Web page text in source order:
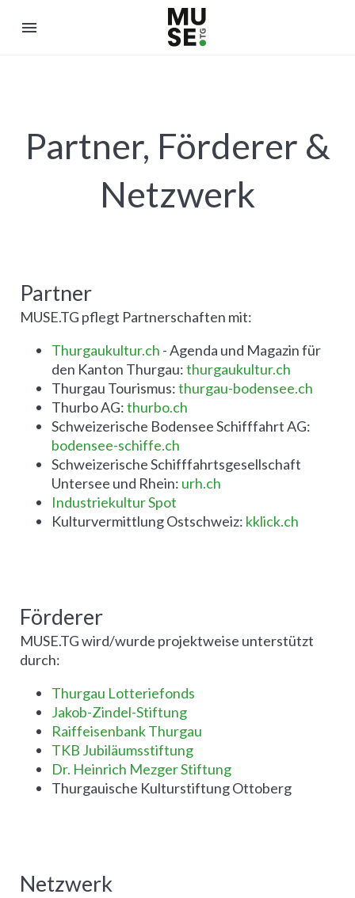
menu
Partner, Förderer &
Netzwerk
Partner
MUSE.TG pflegt Partnerschaften mit:
Thurgaukultur.ch - Agenda und Magazin für
den Kanton Thurgau:thurgaukultur.ch
Thurgau Tourismus:thurgau-bodensee.ch
Thurbo AG:thurbo.ch
Schweizerische Bodensee Schifffahrt AG:
bodensee-schiffe.ch
Schweizerische Schifffahrtsgesellschaft
Untersee und Rhein: urh.ch
Industriekultur Spot
Kulturvermittlung Ostschweiz: kklick.ch
Förderer
MUSE.TG wird/wurde projektweise unterstützt
durch:
Thurgau Lotteriefonds
Jakob-Zindel-Stiftung
Raiffeisenbank Thurgau
TKB Jubiläumsstiftung
Dr. Heinrich Mezger Stiftung
Thurgauische Kulturstiftung Ottoberg
Netzwerk